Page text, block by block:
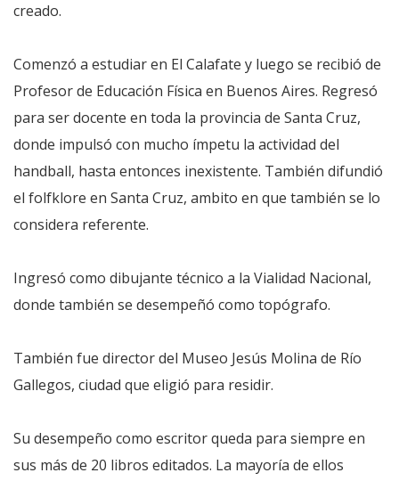
creado.
Comenzó a estudiar en El Calafate y luego se recibió de
Profesor de Educación Física en Buenos Aires. Regresó
para ser docente en toda la provincia de Santa Cruz,
donde impulsó con mucho ímpetu la actividad del
handball, hasta entonces inexistente. También difundió
el folfklore en Santa Cruz, ambito en que también se lo
considera referente.
Ingresó como dibujante técnico a la Vialidad Nacional,
donde también se desempeñó como topógrafo.
También fue director del Museo Jesús Molina de Río
Gallegos, ciudad que eligió para residir.
Su desempeño como escritor queda para siempre en
sus más de 20 libros editados. La mayoría de ellos